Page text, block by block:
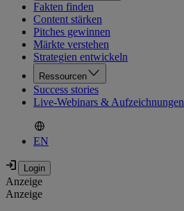
Fakten finden
Content stärken
Pitches gewinnen
Märkte verstehen
Strategien entwickeln
Ressourcen
Success stories
Live-Webinars & Aufzeichnungen
EN
Anzeige
Anzeige